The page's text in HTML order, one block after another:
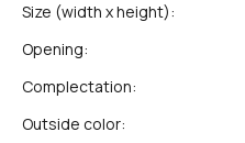
Size (width x height):
Opening:
Complectation:
Outside color: